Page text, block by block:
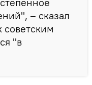
– сказал
советским
"в